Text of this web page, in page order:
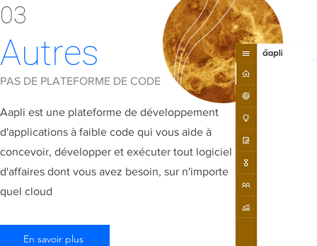
03
Autres
PAS DE PLATEFORME DE CODE
Aapli est une plateforme de développement
d'applications à faible code qui vous aide à
concevoir, développer et exécuter tout logiciel
d'affaires dont vous avez besoin, sur n'importe
quel cloud
En savoir plus